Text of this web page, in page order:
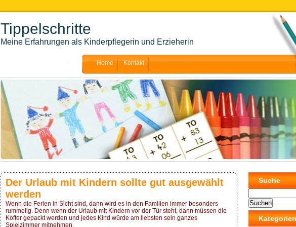
Tippelschritte
Meine Erfahrungen als Kinderpflegerin und Erzieherin
Home Kontakt
Der Urlaub mit Kindern sollte gut ausgewählt
werden
Wenn die Ferien in Sicht sind, dann wird es in den Familien immer besonders
rummelig. Denn wenn der Urlaub mit Kindern vor der Tür steht, dann müssen die
Koffer gepackt werden und jedes Kind würde am liebsten sein ganzes
Spielzimmer mitnehmen.
Suche
Kategorien